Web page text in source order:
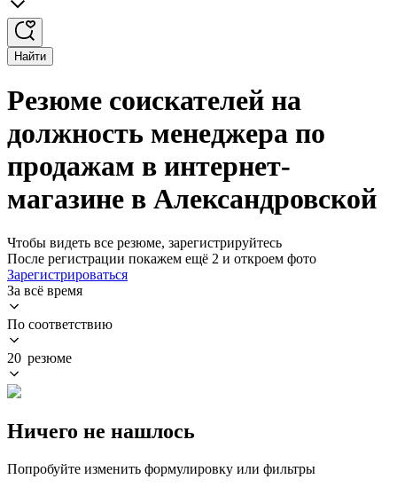
Найти
Резюме соискателей на
должность менеджера по
продажам в интернет-
магазине в Александровской
Чтобы видеть все резюме, зарегистрируйтесь
После регистрации покажем ещё 2 и откроем фото
Зарегистрироваться
За всё время
По соответствию
20 резюме
Ничего не нашлось
Попробуйте изменить формулировку или фильтры